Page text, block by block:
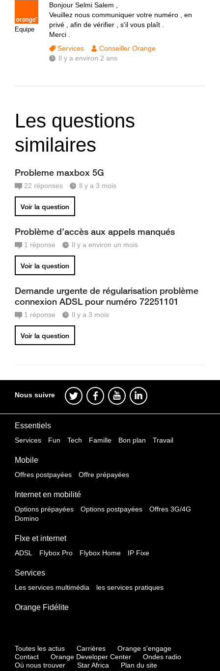
Equipe
Bonjour Selmi Salem ,
Veuillez nous communiquer votre numéro , en
privé , afin de vérifier , s'il vous plaît .
Merci .
Services
Conseiller Orange
Il y a environ 2 ans
Les questions
similaires
Probleme maxbox 5G
22 réponses Il y a 3 mois
Voir la question
Problème d’accès aux appels manqués
1 réponse Il y a environ un mois
Voir la question
Demande urgente de régularisation problème
connexion ADSL pour numéro 72251101
1 réponse Il y a 3 mois
Voir la question
Nous suivre
Essentiels
Services Fun Tech Famille Bon plan Travail
Mobile
Offres postpayées Offre prépayées
Internet en mobilité
Options prépayées Options postpayées
Offres 3G/4G
Domino
FIxe et internet
ADSL Flybox Pro Flybox Home IP Fixe
Services
Les services multimédia les services pratiques
Orange Fidélite
Toutes les actus Carrières
Orange s'engage
Contact
Orange Developer Center
Ondes radio
Où nous trouver
Star Africa
Plan du site